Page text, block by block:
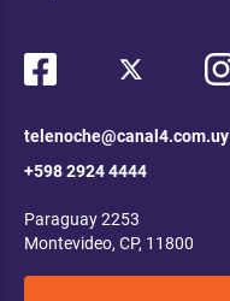
telenoche@canal4.com.uy
+598 2924 4444
Paraguay 2253
Montevideo, CP, 11800